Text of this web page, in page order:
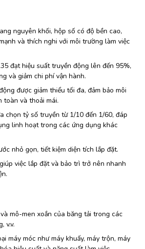
nguyên khối, hộp số có độ bền cao,
và thích nghi với môi trường làm việc
đạt hiệu suất truyền động lên đến 95%,
và giảm chi phí vận hành.
được giảm thiểu tối đa, đảm bảo môi
toàn và thoải mái.
chọn tỷ số truyền từ 1/10 đến 1/60, đáp
linh hoạt trong các ứng dụng khác
nhỏ gọn, tiết kiệm diện tích lắp đặt.
việc lắp đặt và bảo trì trở nên nhanh
mô-men xoắn của băng tải trong các
v.v.
máy móc như máy khuấy, máy trộn, máy